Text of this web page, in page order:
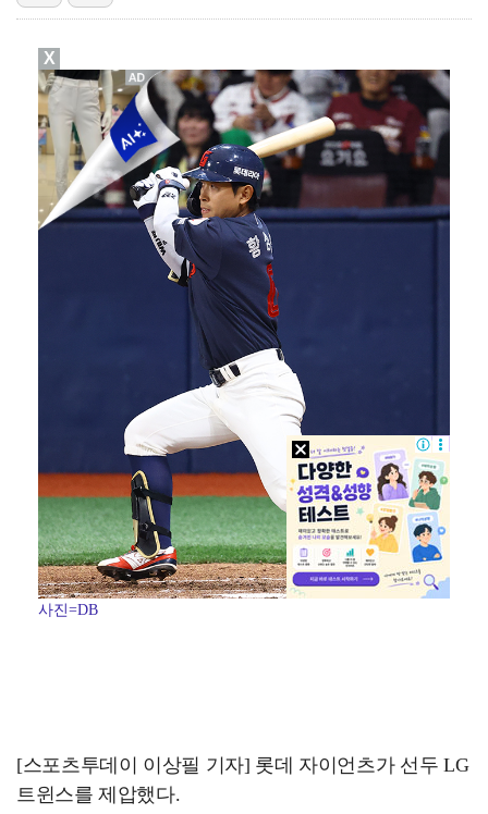
대놓고 '심판 마사지'로 결재 받기도…최종 결재권자는 …
진세연, 전속계약 종료…FA 시장 나왔다 [공식]
'1라운드 115위' 김민별, 2라운드 7타 줄이며 7…
이강인, 아틀레티코 마드리드 첫 훈련 진행…9일 맨시티…
사진=DB
[스포츠투데이 이상필 기자] 롯데 자이언츠가 선두 LG
트윈스를 제압했다.
X